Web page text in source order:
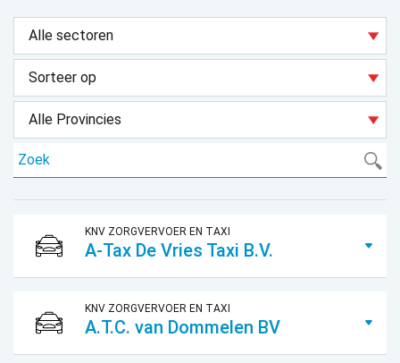
KNV ZORGVERVOER EN TAXI
A-Tax De Vries Taxi B.V.
KNV ZORGVERVOER EN TAXI
A.T.C. van Dommelen BV